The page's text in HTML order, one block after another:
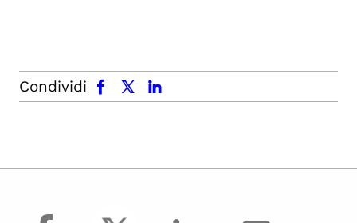
Condividi
facebook x.com linkedin
facebook